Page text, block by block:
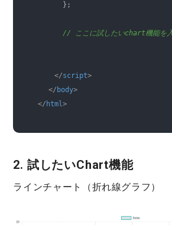
      };
// ここに試したいchart機能を
</script>
</ body>
</ html>
2. 試したいChart機能
ラインチャート（折れ線グラフ）